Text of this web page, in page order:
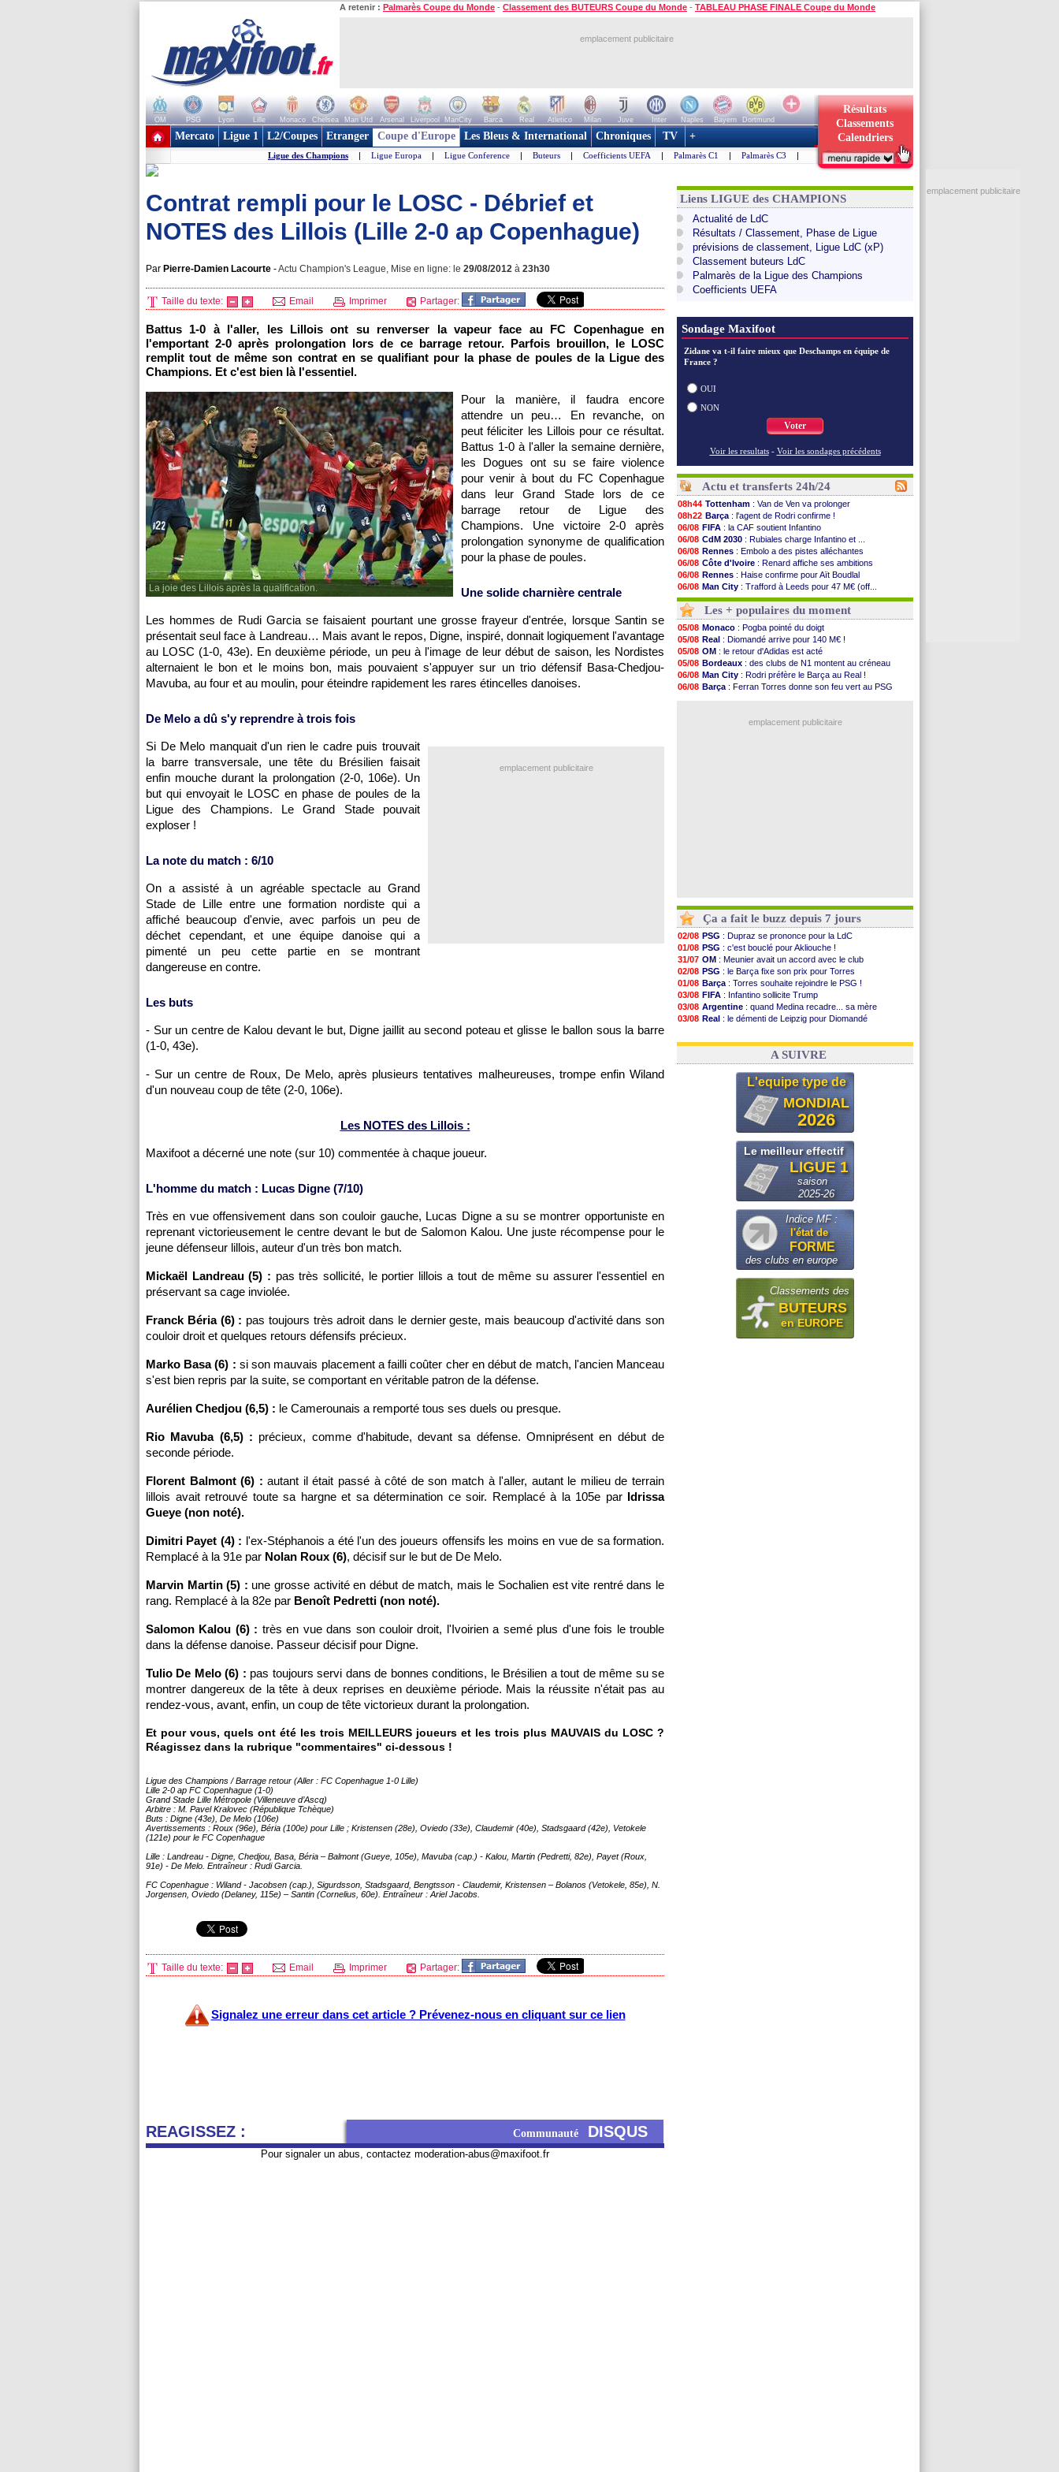
A retenir : Palmarès Coupe du Monde - Classement des BUTEURS Coupe du Monde - TABLEAU PHASE FINALE Coupe du Monde
emplacement publicitaire
OM PSG Lyon Lille Monaco Chelsea Man Utd Arsenal Liverpool ManCity Barca Real Atletico Milan Juve Inter Naples Bayern
Dortmund
+ de clubs
Résultats
Classements
Calendriers
Mercato Ligue 1 L2/Coupes Etranger Coupe d'Europe Les Bleus & International Chroniques TV +
Ligue des Champions | Ligue Europa | Ligue Conference | Buteurs | Coefficients UEFA | Palmarès C1 | Palmarès C3 |
Contrat rempli pour le LOSC - Débrief et
NOTES des Lillois (Lille 2-0 ap Copenhague)
Par Pierre-Damien Lacourte -Actu Champion's League, Mise en ligne: le 29/08/2012 à 23h30
Taille du texte: Email Imprimer Partager:
Battus 1-0 à l'aller, les Lillois ont su renverser la vapeur face au FC Copenhague en
l'emportant 2-0 après prolongation lors de ce barrage retour. Parfois brouillon, le LOSC
remplit tout de même son contrat en se qualifiant pour la phase de poules de la Ligue des
Champions. Et c'est bien là l'essentiel.
La joie des Lillois après la qualification.
Pour la manière, il faudra encore
attendre un peu… En revanche, on
peut féliciter les Lillois pour ce résultat.
Battus 1-0 à l'aller la semaine dernière,
les Dogues ont su se faire violence
pour venir à bout du FC Copenhague
dans leur Grand Stade lors de ce
barrage retour de Ligue des
Champions. Une victoire 2-0 après
prolongation synonyme de qualification
pour la phase de poules.
Une solide charnière centrale
Les hommes de Rudi Garcia se faisaient pourtant une grosse frayeur d'entrée, lorsque Santin se
présentait seul face à Landreau… Mais avant le repos, Digne, inspiré, donnait logiquement l'avantage
au LOSC (1-0, 43e). En deuxième période, un peu à l'image de leur début de saison, les Nordistes
alternaient le bon et le moins bon, mais pouvaient s'appuyer sur un trio défensif Basa-Chedjou-
Mavuba, au four et au moulin, pour éteindre rapidement les rares étincelles danoises.
De Melo a dû s'y reprendre à trois fois
emplacement publicitaire
Si De Melo manquait d'un rien le cadre puis trouvait
la barre transversale, une tête du Brésilien faisait
enfin mouche durant la prolongation (2-0, 106e). Un
but qui envoyait le LOSC en phase de poules de la
Ligue des Champions. Le Grand Stade pouvait
exploser !
La note du match : 6/10
On a assisté à un agréable spectacle au Grand
Stade de Lille entre une formation nordiste qui a
affiché beaucoup d'envie, avec parfois un peu de
déchet cependant, et une équipe danoise qui a
pimenté un peu cette partie en se montrant
dangereuse en contre.
Les buts
- Sur un centre de Kalou devant le but, Digne jaillit au second poteau et glisse le ballon sous la barre
(1-0, 43e).
- Sur un centre de Roux, De Melo, après plusieurs tentatives malheureuses, trompe enfin Wiland
d'un nouveau coup de tête (2-0, 106e).
Les NOTES des Lillois :
Maxifoot a décerné une note (sur 10) commentée à chaque joueur.
L'homme du match : Lucas Digne (7/10)
Très en vue offensivement dans son couloir gauche, Lucas Digne a su se montrer opportuniste en
reprenant victorieusement le centre devant le but de Salomon Kalou. Une juste récompense pour le
jeune défenseur lillois, auteur d'un très bon match.
Mickaël Landreau (5) : pas très sollicité, le portier lillois a tout de même su assurer l'essentiel en
préservant sa cage inviolée.
Franck Béria (6) : pas toujours très adroit dans le dernier geste, mais beaucoup d'activité dans son
couloir droit et quelques retours défensifs précieux.
Marko Basa (6) : si son mauvais placement a failli coûter cher en début de match, l'ancien Manceau
s'est bien repris par la suite, se comportant en véritable patron de la défense.
Aurélien Chedjou (6,5) : le Camerounais a remporté tous ses duels ou presque.
Rio Mavuba (6,5) : précieux, comme d'habitude, devant sa défense. Omniprésent en début de
seconde période.
Florent Balmont (6) : autant il était passé à côté de son match à l'aller, autant le milieu de terrain
lillois avait retrouvé toute sa hargne et sa détermination ce soir. Remplacé à la 105e par Idrissa
Gueye (non noté).
Dimitri Payet (4) : l'ex-Stéphanois a été l'un des joueurs offensifs les moins en vue de sa formation.
Remplacé à la 91e par Nolan Roux (6), décisif sur le but de De Melo.
Marvin Martin (5) : une grosse activité en début de match, mais le Sochalien est vite rentré dans le
rang. Remplacé à la 82e par Benoît Pedretti (non noté).
Salomon Kalou (6) : très en vue dans son couloir droit, l'Ivoirien a semé plus d'une fois le trouble
dans la défense danoise. Passeur décisif pour Digne.
Tulio De Melo (6) : pas toujours servi dans de bonnes conditions, le Brésilien a tout de même su se
montrer dangereux de la tête à deux reprises en deuxième période. Mais la réussite n'était pas au
rendez-vous, avant, enfin, un coup de tête victorieux durant la prolongation.
Et pour vous, quels ont été les trois MEILLEURS joueurs et les trois plus MAUVAIS du LOSC ?
Réagissez dans la rubrique "commentaires" ci-dessous !
Ligue des Champions / Barrage retour (Aller : FC Copenhague 1-0 Lille)
Lille 2-0 ap FC Copenhague (1-0)
Grand Stade Lille Métropole (Villeneuve d’Ascq)
Arbitre : M. Pavel Kralovec (République Tchèque)
Buts : Digne (43e), De Melo (106e)
Avertissements : Roux (96e), Béria (100e) pour Lille ; Kristensen (28e), Oviedo (33e), Claudemir (40e), Stadsgaard (42e), Vetokele
(121e) pour le FC Copenhague
Lille : Landreau - Digne, Chedjou, Basa, Béria – Balmont (Gueye, 105e), Mavuba (cap.) - Kalou, Martin (Pedretti, 82e), Payet (Roux,
91e) - De Melo. Entraîneur : Rudi Garcia.
FC Copenhague : Wiland - Jacobsen (cap.), Sigurdsson, Stadsgaard, Bengtsson - Claudemir, Kristensen – Bolanos (Vetokele, 85e), N.
Jorgensen, Oviedo (Delaney, 115e) – Santin (Cornelius, 60e). Entraîneur : Ariel Jacobs.
Taille du texte: Email Imprimer Partager:
Signalez une erreur dans cet article ? Prévenez-nous en cliquant sur ce lien
REAGISSEZ : Communauté DISQUS
Pour signaler un abus, contactez moderation-abus@maxifoot.fr
Liens LIGUE des CHAMPIONS
Actualité de LdC
Résultats / Classement, Phase de Ligue
prévisions de classement, Ligue LdC (xP)
Classement buteurs LdC
Palmarès de la Ligue des Champions
Coefficients UEFA
Sondage Maxifoot
Zidane va t-il faire mieux que Deschamps en équipe de
France ?
OUI
NON
Voter
Voir les resultats - Voir les sondages précédents
Actu et transferts 24h/24
08h44 Tottenham : Van de Ven va prolonger
08h22 Barça : l'agent de Rodri confirme !
06/08 FIFA : la CAF soutient Infantino
06/08 CdM 2030 : Rubiales charge Infantino et ...
06/08 Rennes : Embolo a des pistes alléchantes
06/08 Côte d'Ivoire : Renard affiche ses ambitions
06/08 Rennes : Haise confirme pour Aït Boudlal
06/08 Man City : Trafford à Leeds pour 47 M€ (off...
06/08 Man Utd: Zirkzee vers la Juventus ?
06/08
Amical : Monaco s'impose contre Getafe
06/08 Nantes: Der Zakarian et sa relation avec Kita
06/08 OM: le club prêt à libérer Kondogbia ?
06/08 Monaco: le message touchant d'Akliouche
06/08 FIFA : Tebas en remet une couche
06/08 FIFA: l'UEFA maintient la pression
06/08 PSG : Tebas encense Luis Enrique
06/08 Real: Vinicius jusqu'en 2032 (officiel)
: c'est confirmé pour Vinicius
Les + populaires du moment
05/08 Monaco : Pogba pointé du doigt
05/08 Real : Diomandé arrive pour 140 M€ !
05/08 OM : le retour d'Adidas est acté
05/08 Bordeaux : des clubs de N1 montent au créneau
06/08 Man City : Rodri préfère le Barça au Real !
06/08 Barça : Ferran Torres donne son feu vert au PSG
emplacement publicitaire
Ça a fait le buzz depuis 7 jours
02/08 PSG : Dupraz se prononce pour la LdC
01/08 PSG : c'est bouclé pour Akliouche !
31/07 OM : Meunier avait un accord avec le club
02/08 PSG : le Barça fixe son prix pour Torres
01/08 Barça : Torres souhaite rejoindre le PSG !
03/08 FIFA : Infantino sollicite Trump
03/08 Argentine : quand Medina recadre... sa mère
03/08 Real : le démenti de Leipzig pour Diomandé
31/07 FIFA: le conseiller d'Infantino démissionne !
A SUIVRE
L'equipe type de
MONDIAL
2026
Le meilleur effectif
LIGUE 1
saison
2025-26
Indice MF :
l'état de
FORME
des clubs en europe
Classements des
BUTEURS
en EUROPE
emplacement publicitaire